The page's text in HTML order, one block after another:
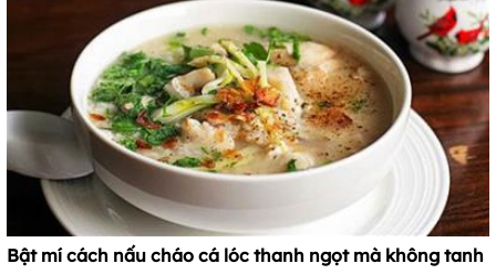
Bật mí cách nấu cháo cá lóc thanh ngọt mà không tanh